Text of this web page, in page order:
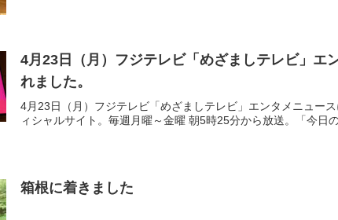
4月23日（月）フジテレビ「めざましテレビ」エ
れました。
4月23日（月）フジテレビ「めざましテレビ」エンタメニュー
ィシャルサイト。毎週月曜～金曜 朝5時25分から放送。「今日
箱根に着きました